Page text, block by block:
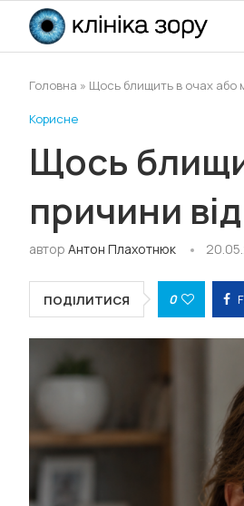
Головна » Щось блищить в очах або
Корисне
Щось
причини
автор Антон Плахотнюк
ПОДІЛИТИСЯ 0